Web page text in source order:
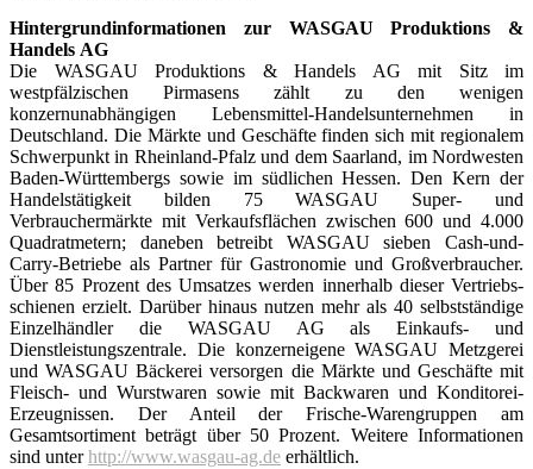
Hintergrundinformationen zur WASGAU Produktions &
Handels AG
Die WASGAU Produktions & Handels AG mit Sitz im
westpfälzischen Pirmasens zählt zu den wenigen
konzernunabhängigen Lebensmittel-Handelsunternehmen in
Deutschland. Die Märkte und Geschäfte finden sich mit regionalem
Schwerpunkt in Rheinland-Pfalz und dem Saarland, im Nordwesten
Baden-Württembergs sowie im südlichen Hessen. Den Kern der
Handelstätigkeit bilden 75 WASGAU Super- und
Verbrauchermärkte mit Verkaufsflächen zwischen 600 und 4.000
Quadratmetern; daneben betreibt WASGAU sieben Cash-und-
Carry-Betriebe als Partner für Gastro­nomie und Großverbraucher.
Über 85 Prozent des Umsatzes werden innerhalb dieser Vertriebs­
schienen erzielt. Darüber hinaus nutzen mehr als 40 selbstständige
Einzelhändler die WASGAU AG als Einkaufs- und
Dienstleistungszentrale. Die konzerneigene WASGAU Metzgerei
und WASGAU Bäckerei versorgen die Märkte und Geschäfte mit
Fleisch- und Wurstwaren sowie mit Backwaren und Konditorei-
Erzeugnissen. Der Anteil der Frische-Warengruppen am
Gesamtsortiment beträgt über 50 Prozent. Weitere Informationen
sind unterhttp://www.wasgau-ag.de erhältlich.